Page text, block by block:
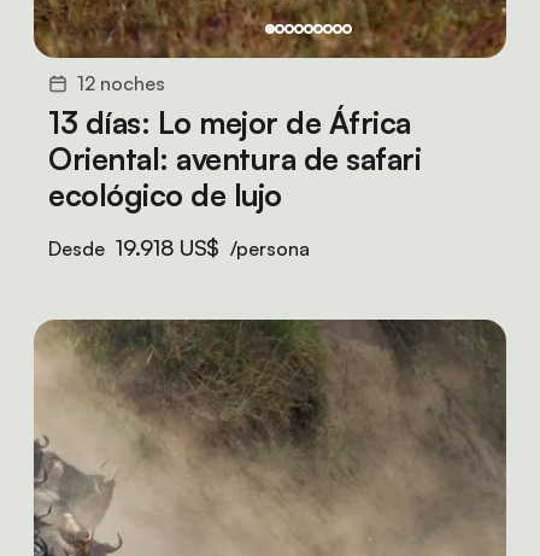
12 noches
13 días: Lo mejor de África
Oriental: aventura de safari
ecológico de lujo
Desde 19.918 US$ /persona